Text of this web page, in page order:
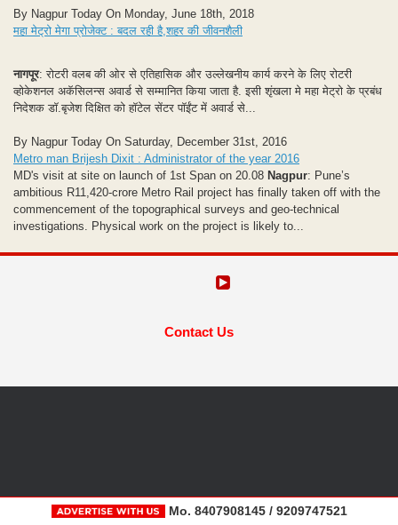
By Nagpur Today On Monday, June 18th, 2018
महा मेट्रो मेगा प्रोजेक्ट : बदल रही है,शहर की जीवनशैली
नागपूर: रोटरी वलब की ओर से एतिहासिक और उल्लेखनीय कार्य करने के लिए रोटरी
व्होकेशनल अकॅसिलन्स अवार्ड से सम्मानित किया जाता है. इसी शृंखला मे महा मेट्रो के प्रबंध
निदेशक डॉ.बृजेश दिक्षित को हॉटेल सेंटर पॉईंट में अवार्ड से...
By Nagpur Today On Saturday, December 31st, 2016
Metro man Brijesh Dixit : Administrator of the year 2016
MD's visit at site on launch of 1st Span on 20.08 Nagpur: Pune’s
ambitious R11,420-crore Metro Rail project has finally taken off with the
commencement of the topographical surveys and geo-technical
investigations. Physical work on the project is likely to...
Contact Us
Mo. 8407908145 / 9209747521